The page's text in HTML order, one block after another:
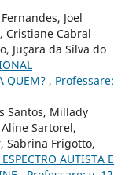
Joel
Cristiane Cabral
Juçara da Silva do
QUEM? , Professare:
Santos, Millady
Sartorel,
Sabrina Frigotto,
AUTISTA E